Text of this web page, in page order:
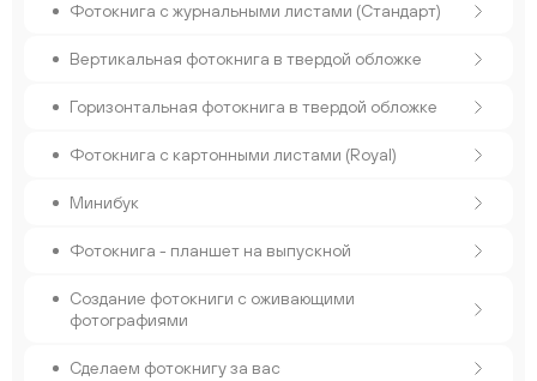
Фотокнига с журнальными листами (Стандарт)
Вертикальная фотокнига в твердой обложке
Горизонтальная фотокнига в твердой обложке
Фотокнига с картонными листами (Royal)
Минибук
Фотокнига - планшет на выпускной
Создание фотокниги с оживающими
фотографиями
Сделаем фотокнигу за вас